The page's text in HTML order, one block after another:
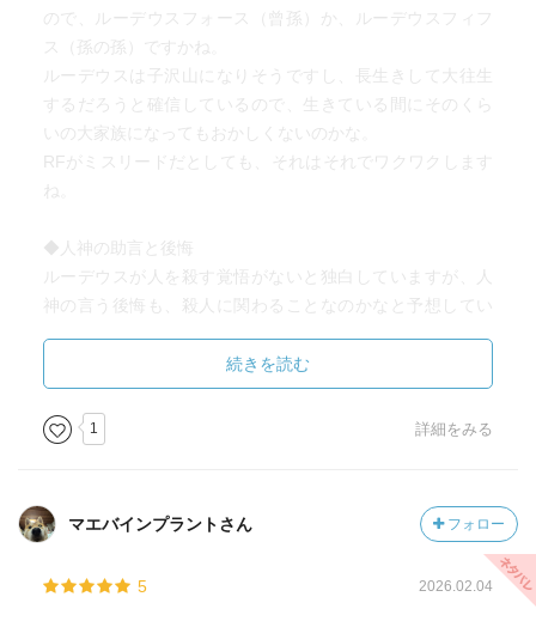
ので、ルーデウスフォース（曾孫）か、ルーデウスフィフ
ス（孫の孫）ですかね。
ルーデウスは子沢山になりそうですし、長生きして大往生
するだろうと確信しているので、生きている間にそのくら
いの大家族になってもおかしくないのかな。
RFがミスリードだとしても、それはそれでワクワクします
ね。
◆人神の助言と後悔
ルーデウスが人を殺す覚悟がないと独白していますが、人
神の言う後悔も、殺人に関わることなのかなと予想してい
この予想は外れたわけですが、もうそういう収まりの良い
ありがちな結末が無くなってきて、ちょっと嬉しい気持ち
があります。
また、ルーデウスは（人神の真意はともかく）人神を味方
した。
しかし、人神の言葉の真意を推測するルーデウスを見て、
そんな想像もせず人神の言うことを鵜呑みにしていた自分
に気付きました。
続きを読む
1 詳細をみる
マエバインプラントさん フォロー
5 2026.02.04